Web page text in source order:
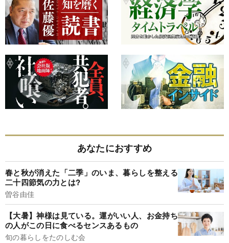
あなたにおすすめ
春と秋が消えた「二季」のいま、暮らしを整える
二十四節気の力とは?
曽谷由佳
【大暑】神様は見ている。運がいい人、お金持ち
の人がこの日に食べるセンスあるもの
旬の暮らしをたのしむ会